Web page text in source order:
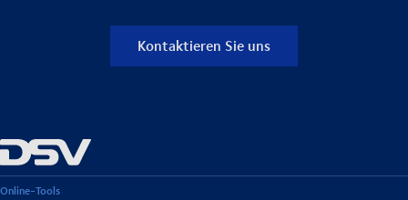
Kontaktieren Sie uns
Online-Tools